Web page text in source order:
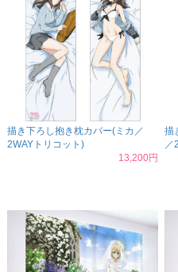
描き下ろし抱き枕カバー(ミカ／
2WAYトリコット)
13,200円
描
／